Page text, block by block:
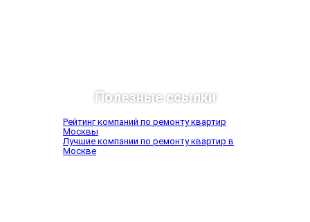
Полезные ссылки
Рейтинг компаний по ремонту квартир
Москвы
Лучшие компании по ремонту квартир в
Москве